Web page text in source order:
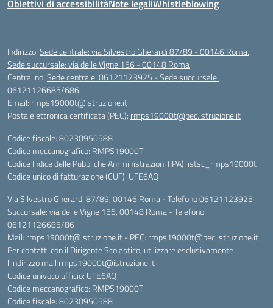
Obiettivi di accessibilitàNote legaliWhistleblowing
Indirizzo:Sede centrale: via Silvestro Gherardi 87/89 - 00146 Roma.
Sede succursale: via delle Vigne 156 - 00148 Roma
Centralino:Sede centrale: 06121123925 - Sede succursale:
06121126685/686
Email: rmps19000t@istruzione.it
Posta elettronica certificata (PEC): rmps19000t@pec.istruzione.it
Codice fiscale: 80230950588
Codice meccanografico: RMPS19000T
Codice Indice delle Pubbliche Amministrazioni (IPA): istsc_rmps19000t
Codice unico di fatturazione (CUF): UFE6AQ
Via Silvestro Gherardi 87/89, 00146 Roma - Telefono 06121123925
Succursale: via delle Vigne 156, 00148 Roma - Telefono
06121126685/86
Mail: rmps19000t@istruzione.it - PEC: rmps19000t@pec.istruzione.it
Per contatti con il Dirigente Scolastico, utilizzare esclusivamente
l'indirizzo mail rmps19000t@istruzione.it
Codice univoco ufficio: UFE6AQ
Codice meccanografico: RMPS19000T
Codice fiscale: 80230950588